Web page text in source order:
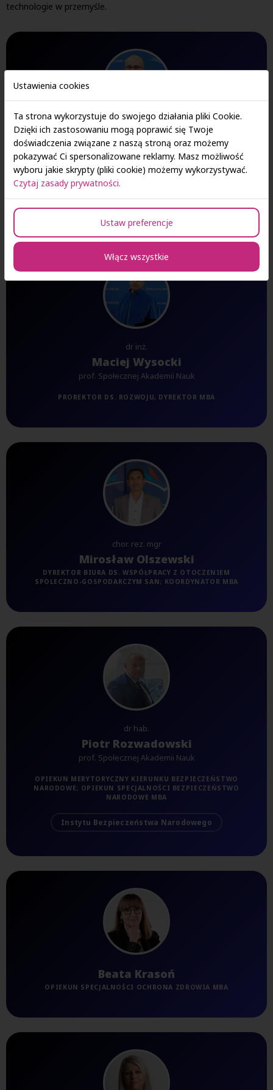
technologie w przemyśle.
nadkom. w st. spocz.
Sławomir Szymański
OPIEKUN KIERUNKU BEZPIECZEŃSTWO NARODOWE OPIEKUN
MERYTORYCZNY EXECUTIVE MBA
Instytut Bezpieczeństwa Narodowego
dr inż.
Maciej Wysocki
prof. Społecznej Akademii Nauk
PROREKTOR DS. ROZWOJU, DYREKTOR MBA
chor. rez. mgr
Mirosław Olszewski
DYREKTOR BIURA DS. WSPÓŁPRACY Z OTOCZENIEM
SPOLECZNO-GOSPODARCZYM SAN; KOORDYNATOR MBA
dr hab.
Piotr Rozwadowski
prof. Społecznej Akademii Nauk
OPIEKUN MERYTORYCZNY KIERUNKU BEZPIECZEŃSTWO
NARODOWE; OPIEKUN SPECJALNOŚCI BEZPIECZEŃSTWO
NARODOWE MBA
Instytu Bezpieczeństwa Narodowego
Beata Krasoń
OPIEKUN SPECJALNOŚCI OCHRONA ZDROWIA MBA
Ustawienia cookies
Ta strona wykorzystuje do swojego działania pliki Cookie.
Dzięki ich zastosowaniu mogą poprawić się Twoje
doświadczenia związane z naszą stroną oraz możemy
pokazywać Ci spersonalizowane reklamy. Masz możliwość
wyboru jakie skrypty (pliki cookie) możemy wykorzystywać.
Czytaj zasady prywatności.
Ustaw preferencje
Włącz wszystkie